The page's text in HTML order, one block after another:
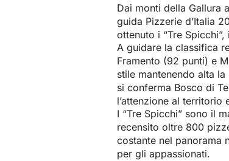
Dai monti della Gallura
guida Pizzerie d’Italia
ottenuto i “Tre
A guidare la classifica
Framento (92 punti) e
stile mantenendo alta
si conferma Bosco di
l’attenzione al territorio
I “Tre Spicchi” sono il
recensito oltre 800
costante nel panorama
per gli appassionati.